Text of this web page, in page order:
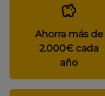
Ahorra más de
2.000€ cada
año